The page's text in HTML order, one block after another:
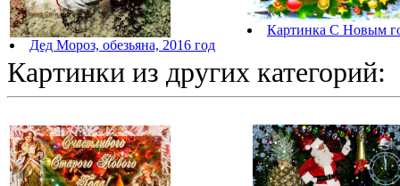
Дед Мороз, обезьяна, 2016 год
Картинка С Новым
Картинки из других категорий: